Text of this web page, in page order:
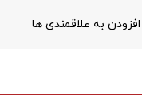
افزودن به علاقمندی ها